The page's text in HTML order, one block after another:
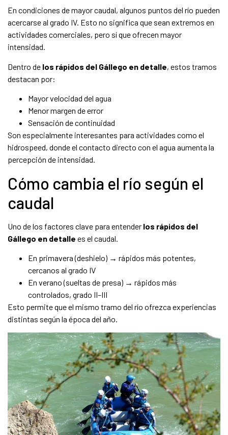
En condiciones de mayor caudal, algunos puntos del río pueden
acercarse al grado IV. Esto no significa que sean extremos en
actividades comerciales, pero sí que ofrecen mayor
intensidad.
Dentro de los rápidos del Gállego en detalle, estos tramos
destacan por:
Mayor velocidad del agua
Menor margen de error
Sensación de continuidad
Son especialmente interesantes para actividades como el
hidrospeed, donde el contacto directo con el agua aumenta la
percepción de intensidad.
Cómo cambia el río según el
caudal
Uno de los factores clave para entender los rápidos del
Gállego en detalle es el caudal.
En primavera (deshielo) → rápidos más potentes,
cercanos al grado IV
En verano (sueltas de presa) → rápidos más
controlados, grado II–III
Esto permite que el mismo tramo del río ofrezca experiencias
distintas según la época del año.